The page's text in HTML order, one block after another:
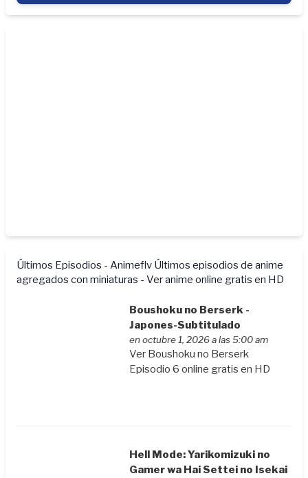
Últimos Episodios - Animeflv Últimos episodios de anime
agregados con miniaturas - Ver anime online gratis en HD
Boushoku no Berserk -
Japones-Subtitulado
en octubre 1, 2026 a las 5:00 am
Ver Boushoku no Berserk
Episodio 6 online gratis en HD
Hell Mode: Yarikomizuki no
Gamer wa Hai Settei no Isekai